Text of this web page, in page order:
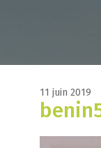
11 juin 2019